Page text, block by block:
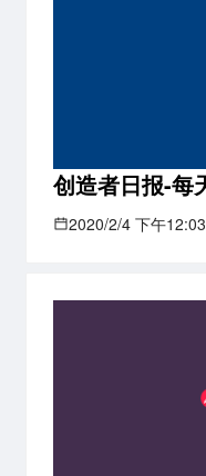
创造者日报-每
2020/2/4 下午